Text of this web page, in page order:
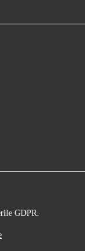
GDPR.